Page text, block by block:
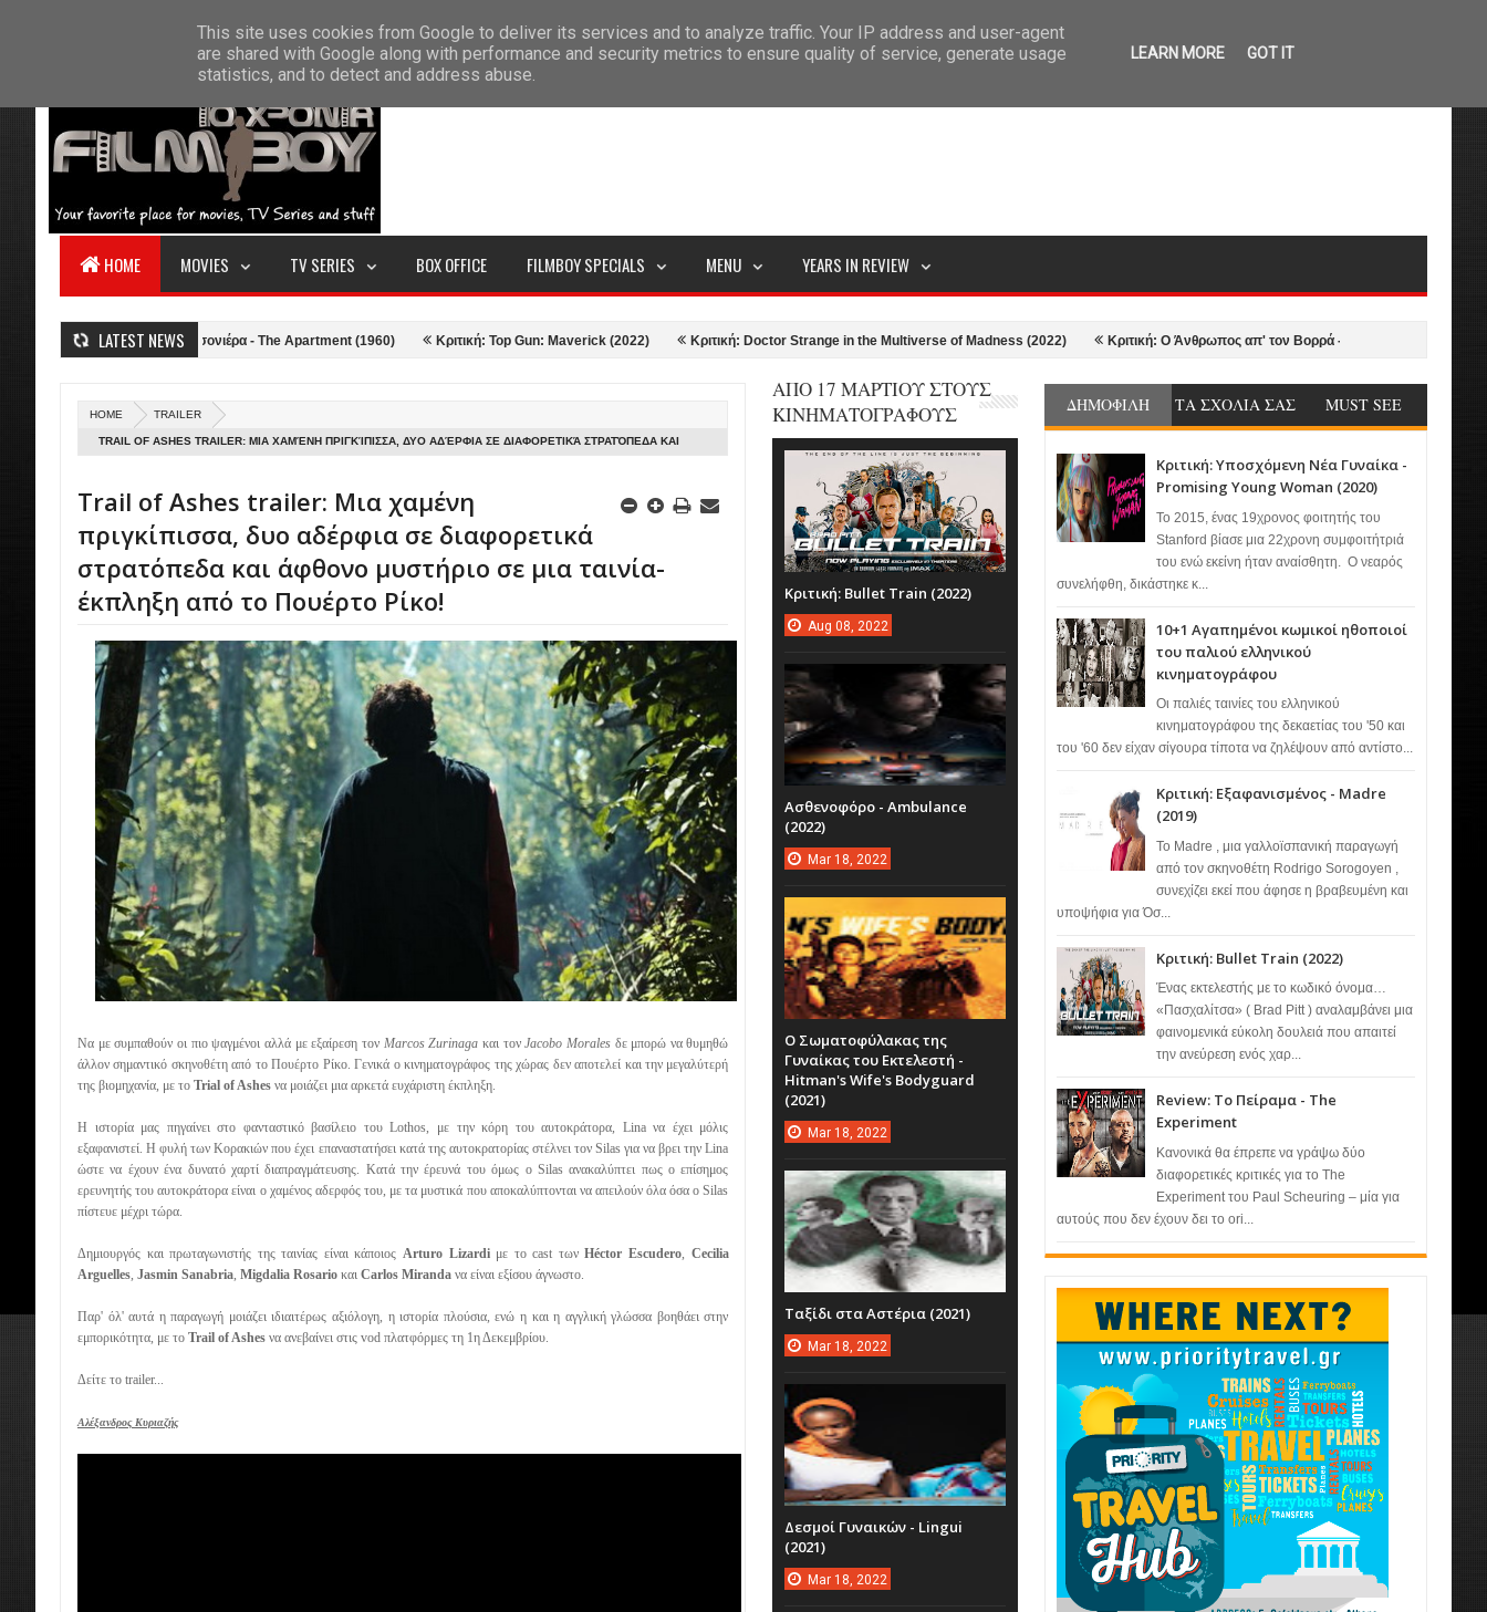
HOME ABOUT US CONTACT SITEMAP
HOME MOVIES TV SERIES BOX OFFICE FILMBOY SPECIALS MENU YEARS IN REVIEW
LATEST NEWS
Κριτική: Η Γκαρσονιέρα - The Apartment (1960) Κριτική: Top Gun: Maverick (2022) Κριτική: Doctor Strange in the Multiverse of Madness (2022) Κριτική: Ο Άνθρωπος απ' τον Βορρά - The Northman (2022)
HOME TRAILER
TRAIL OF ASHES TRAILER: ΜΙΑ ΧΑΜΈΝΗ ΠΡΙΓΚΊΠΙΣΣΑ, ΔΥΟ ΑΔΈΡΦΙΑ ΣΕ ΔΙΑΦΟΡΕΤΙΚΆ ΣΤΡΑΤΌΠΕΔΑ ΚΑΙ
Trail of Ashes trailer: Μια χαμένη
πριγκίπισσα, δυο αδέρφια σε διαφορετικά
στρατόπεδα και άφθονο μυστήριο σε μια ταινία-
έκπληξη από το Πουέρτο Ρίκο!
Να με συμπαθούν οι πιο ψαγμένοι αλλά με εξαίρεση τον Marcos Zurinaga και τονJacobo Moralesδε μπορώ να θυμηθώ
άλλον σημαντικό σκηνοθέτη από το Πουέρτο Ρίκο. Γενικά ο κινηματογράφος της χώρας δεν αποτελεί και την μεγαλύτερή
της βιομηχανία, με το Trial of Ashes να μοιάζει μια αρκετά ευχάριστη έκπληξη.
Η ιστορία μας πηγαίνει στο φανταστικό βασίλειο του Lothos, με την κόρη του αυτοκράτορα, Lina να έχει μόλις
εξαφανιστεί. Η φυλή των Κορακιών που έχει επαναστατήσει κατά της αυτοκρατορίας στέλνει τον Silas για να βρει την Lina
ώστε να έχουν ένα δυνατό χαρτί διαπραγμάτευσης. Κατά την έρευνά του όμως ο Silas ανακαλύπτει πως ο επίσημος
ερευνητής του αυτοκράτορα είναι ο χαμένος αδερφός του, με τα μυστικά που αποκαλύπτονται να απειλούν όλα όσα ο Silas
πίστευε μέχρι τώρα.
Δημιουργός και πρωταγωνιστής της ταινίας είναι κάποιος Arturo Lizardiμε το cast τωνHéctor Escudero, Cecilia
Arguelles, Jasmin Sanabria, Migdalia Rosario και Carlos Miranda να είναι εξίσου άγνωστο.
Παρ' όλ' αυτά η παραγωγή μοιάζει ιδιαιτέρως αξιόλογη, η ιστορία πλούσια, ενώ η και η αγγλική γλώσσα βοηθάει στην
εμπορικότητα, με το Trail of Ashes να ανεβαίνει στις vod πλατφόρμες τη 1η Δεκεμβρίου.
Δείτε το trailer...
Αλέξανδρος Κυριαζής
ΔΗΜΟΦΙΛΗ ΤΑ ΣΧΟΛΙΑ ΣΑΣ MUST SEE
Κριτική: Υποσχόμενη Νέα Γυναίκα -
Promising Young Woman (2020)
Το 2015, ένας 19χρονος φοιτητής του
Stanford βίασε μια 22χρονη συμφοιτήτριά
του ενώ εκείνη ήταν αναίσθητη. Ο νεαρός
συνελήφθη, δικάστηκε κ...
10+1 Αγαπημένοι κωμικοί ηθοποιοί
του παλιού ελληνικού
κινηματογράφου
Οι παλιές ταινίες του ελληνικού
κινηματογράφου της δεκαετίας του '50 και
του '60 δεν είχαν σίγουρα τίποτα να ζηλέψουν από αντίστο...
Κριτική: Εξαφανισμένος - Madre
(2019)
Το Madre , μια γαλλοϊσπανική παραγωγή
από τον σκηνοθέτη Rodrigo Sorogoyen ,
συνεχίζει εκεί που άφησε η βραβευμένη και
υποψήφια για Όσ...
Κριτική: Bullet Train (2022)
Ένας εκτελεστής με το κωδικό όνομα…
«Πασχαλίτσα» ( Brad Pitt ) αναλαμβάνει μια
φαινομενικά εύκολη δουλειά που απαιτεί
την ανεύρεση ενός χαρ...
Review: Το Πείραμα - The
Experiment
Κανονικά θα έπρεπε να γράψω δύο
διαφορετικές κριτικές για το The
Experiment του Paul Scheuring – μία για
αυτούς που δεν έχουν δει το ori...
ΑΠΟ 17 ΜΑΡΤΙΟΥ ΣΤΟΥΣ
ΚΙΝΗΜΑΤΟΓΡΑΦΟΥΣ
Κριτική: Bullet Train (2022)
Aug 08, 2022
Ασθενοφόρο - Ambulance
(2022)
Mar 18, 2022
Ο Σωματοφύλακας της
Γυναίκας του Εκτελεστή -
Hitman's Wife's Bodyguard
(2021)
Mar 18, 2022
Ταξίδι στα Αστέρια (2021)
Mar 18, 2022
Δεσμοί Γυναικών - Lingui
(2021)
Mar 18, 2022
This site uses cookies from Google to deliver its services and to analyze traffic. Your IP address and user-agent
are shared with Google along with performance and security metrics to ensure quality of service, generate usage
statistics, and to detect and address abuse.
LEARN MORE GOT IT